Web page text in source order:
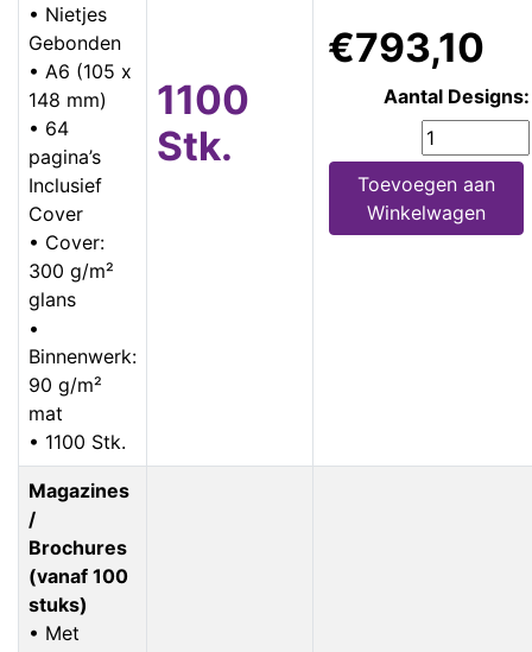
• Nietjes
Gebonden
• A6 (105 x
148 mm)
• 64
pagina’s
Inclusief
Cover
• Cover:
300 g/m²
glans
•
Binnenwerk:
90 g/m²
mat
• 1100 Stk.
1100
Stk.
€793,10
Aantal Designs:
Toevoegen aan
Winkelwagen
Magazines
/
Brochures
(vanaf 100
stuks)
• Met